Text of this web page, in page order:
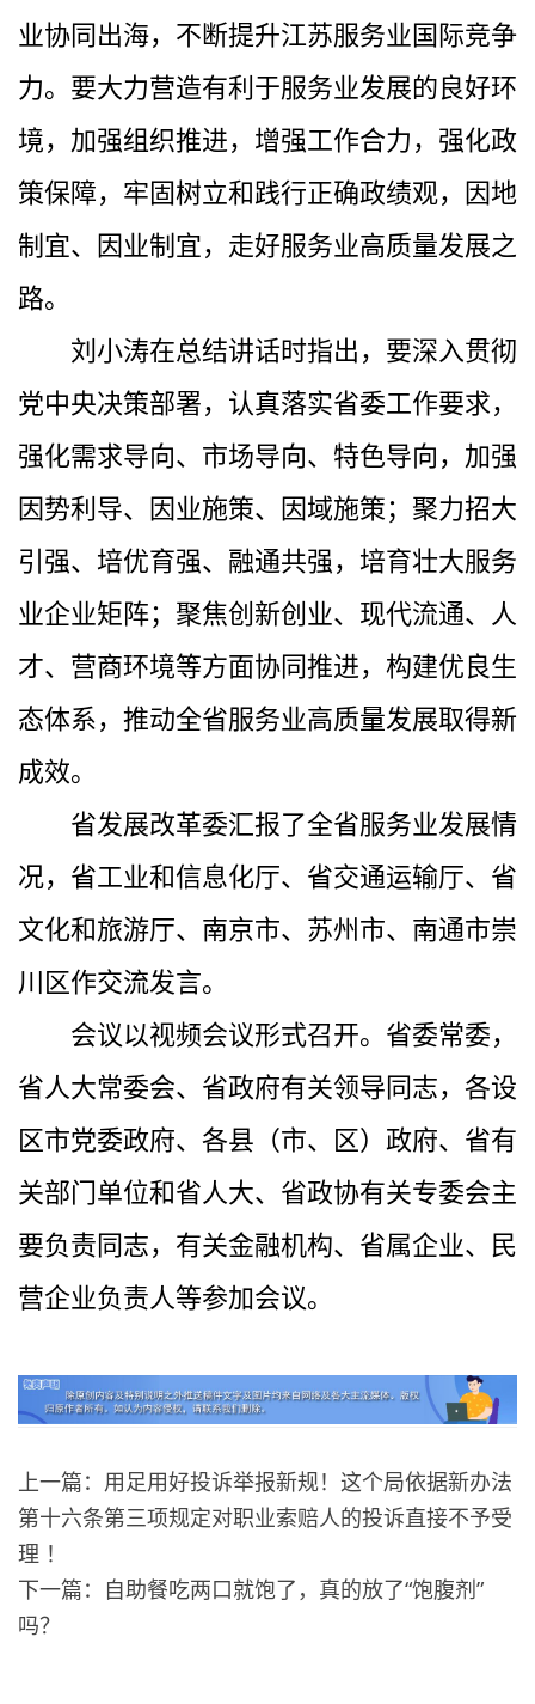
业协同出海，不断提升江苏服务业国际竞争
力。要大力营造有利于服务业发展的良好环
境，加强组织推进，增强工作合力，强化政
策保障，牢固树立和践行正确政绩观，因地
制宜、因业制宜，走好服务业高质量发展之
路。
刘小涛在总结讲话时指出，要深入贯彻
党中央决策部署，认真落实省委工作要求，
强化需求导向、市场导向、特色导向，加强
因势利导、因业施策、因域施策；聚力招大
引强、培优育强、融通共强，培育壮大服务
业企业矩阵；聚焦创新创业、现代流通、人
才、营商环境等方面协同推进，构建优良生
态体系，推动全省服务业高质量发展取得新
成效。
省发展改革委汇报了全省服务业发展情
况，省工业和信息化厅、省交通运输厅、省
文化和旅游厅、南京市、苏州市、南通市崇
川区作交流发言。
会议以视频会议形式召开。省委常委，
省人大常委会、省政府有关领导同志，各设
区市党委政府、各县（市、区）政府、省有
关部门单位和省人大、省政协有关专委会主
要负责同志，有关金融机构、省属企业、民
营企业负责人等参加会议。
上一篇：用足用好投诉举报新规！这个局依据新办法
第十六条第三项规定对职业索赔人的投诉直接不予受
理 ！
下一篇：自助餐吃两口就饱了，真的放了“饱腹剂”
吗？